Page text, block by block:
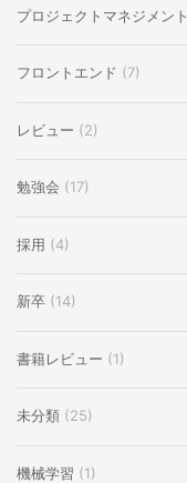
プロジェクトマネジメント
フロントエンド (7)
レビュー (2)
勉強会 (17)
採用 (4)
新卒 (14)
書籍レビュー (1)
未分類 (25)
機械学習 (1)